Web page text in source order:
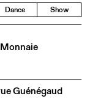
Dance Show
Guénégaud